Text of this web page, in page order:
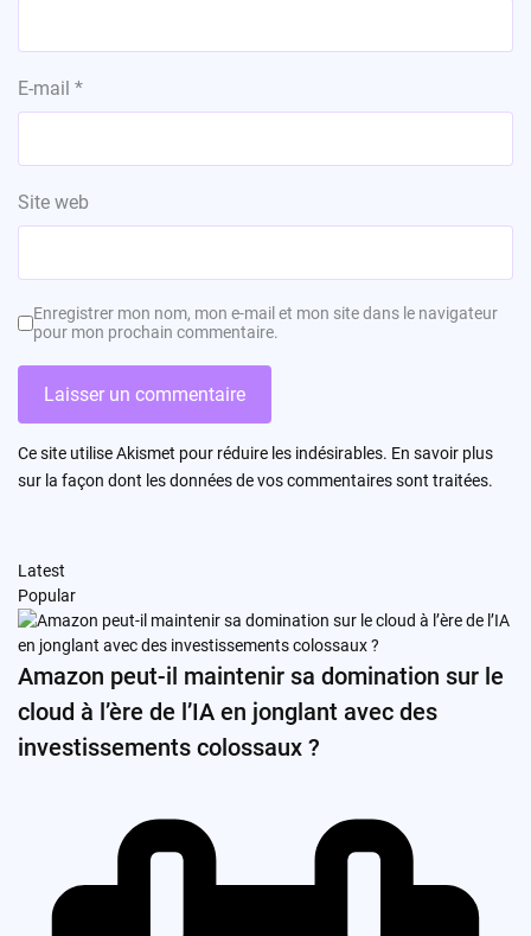
E-mail *
Site web
Enregistrer mon nom, mon e-mail et mon site dans le navigateur
pour mon prochain commentaire.
Ce site utilise Akismet pour réduire les indésirables. En savoir plus
sur la façon dont les données de vos commentaires sont traitées.
Latest
Popular
Amazon peut-il maintenir sa domination sur le
cloud à l’ère de l’IA en jonglant avec des
investissements colossaux ?